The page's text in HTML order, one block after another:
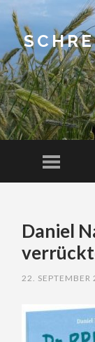
CONTENTDaniel
22. SEPTEMBER